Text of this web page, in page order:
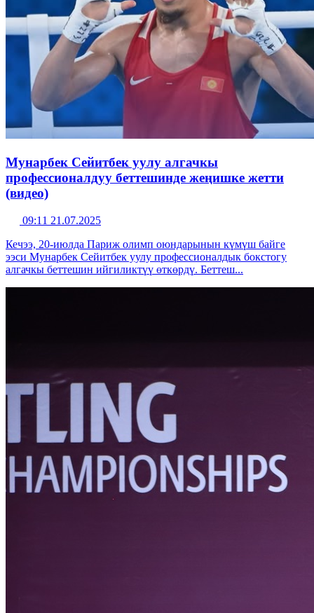
Мунарбек Сейитбек уулу алгачкы
профессионалдуу беттешинде жеңишке жетти
(видео)
09:11 21.07.2025
Кечээ, 20-июлда Париж олимп оюндарынын күмүш байге
ээси Мунарбек Сейитбек уулу профессионалдык бокстогу
алгачкы беттешин ийгиликтүү өткөрдү. Беттеш...